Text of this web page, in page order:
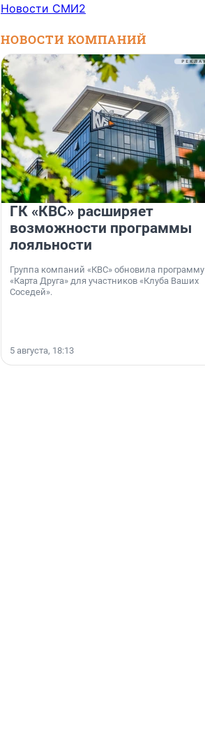
Новости СМИ2
НОВОСТИ КОМПАНИЙ
ГК «КВС» расширяет
возможности программы
лояльности
Группа компаний «КВС» обновила программу
«Карта Друга» для участников «Клуба Ваших
Соседей».
5 августа, 18:13